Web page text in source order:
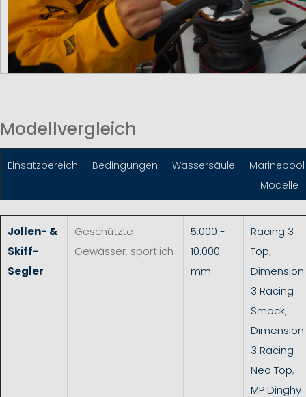
Modellvergleich
Einsatzbereich Bedingungen Wassersäule
Modelle
Jollen- &
Skiff-
Segler
Geschützte
Gewässer, sportlich
5.000 -
10.000
mm
Racing 3
Top,
Dimension
3 Racing
Smock,
Dimension
3 Racing
Neo Top,
MP Dinghy